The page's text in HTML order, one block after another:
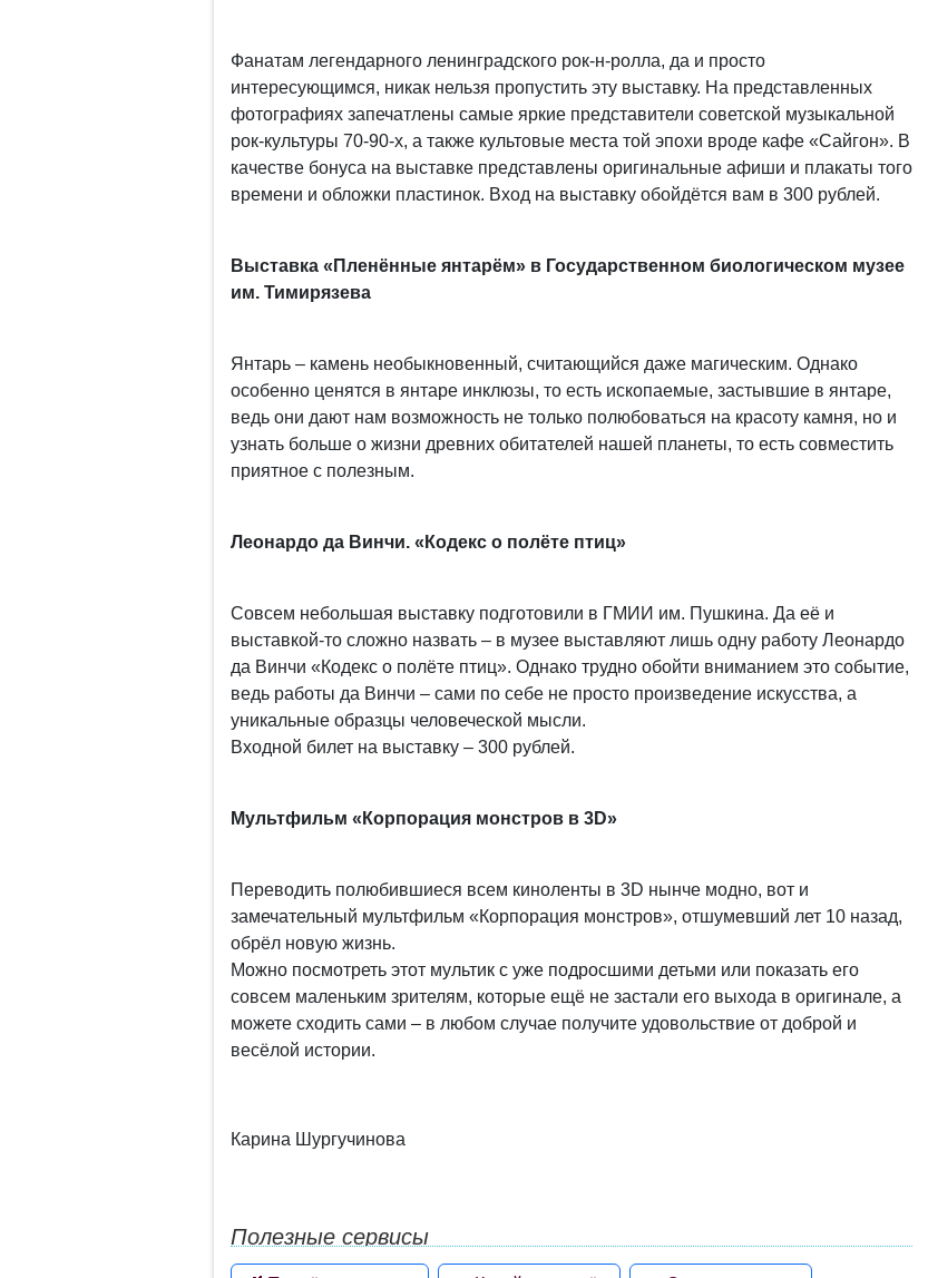
Фанатам легендарного ленинградского рок-н-ролла, да и просто
интересующимся, никак нельзя пропустить эту выставку. На представленных
фотографиях запечатлены самые яркие представители советской музыкальной
рок-культуры 70-90-х, а также культовые места той эпохи вроде кафе «Сайгон». В
качестве бонуса на выставке представлены оригинальные афиши и плакаты того
времени и обложки пластинок. Вход на выставку обойдётся вам в 300 рублей.
Выставка «Пленённые янтарём» в Государственном биологическом музее
им. Тимирязева
Янтарь – камень необыкновенный, считающийся даже магическим. Однако
особенно ценятся в янтаре инклюзы, то есть ископаемые, застывшие в янтаре,
ведь они дают нам возможность не только полюбоваться на красоту камня, но и
узнать больше о жизни древних обитателей нашей планеты, то есть совместить
приятное с полезным.
Леонардо да Винчи. «Кодекс о полёте птиц»
Совсем небольшая выставку подготовили в ГМИИ им. Пушкина. Да её и
выставкой-то сложно назвать – в музее выставляют лишь одну работу Леонардо
да Винчи «Кодекс о полёте птиц». Однако трудно обойти вниманием это событие,
ведь работы да Винчи – сами по себе не просто произведение искусства, а
уникальные образцы человеческой мысли.
Входной билет на выставку – 300 рублей.
Мультфильм «Корпорация монстров в 3D»
Переводить полюбившиеся всем киноленты в 3D нынче модно, вот и
замечательный мультфильм «Корпорация монстров», отшумевший лет 10 назад,
обрёл новую жизнь.
Можно посмотреть этот мультик с уже подросшими детьми или показать его
совсем маленьким зрителям, которые ещё не застали его выхода в оригинале, а
можете сходить сами – в любом случае получите удовольствие от доброй и
весёлой истории.
Карина Шургучинова
Полезные сервисы